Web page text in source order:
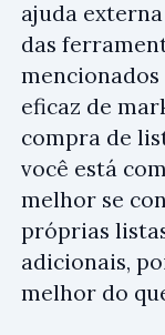
ajuda
das
mencionados
eficaz de
compra de
você está
melhor se
próprias
adicionais,
melhor do